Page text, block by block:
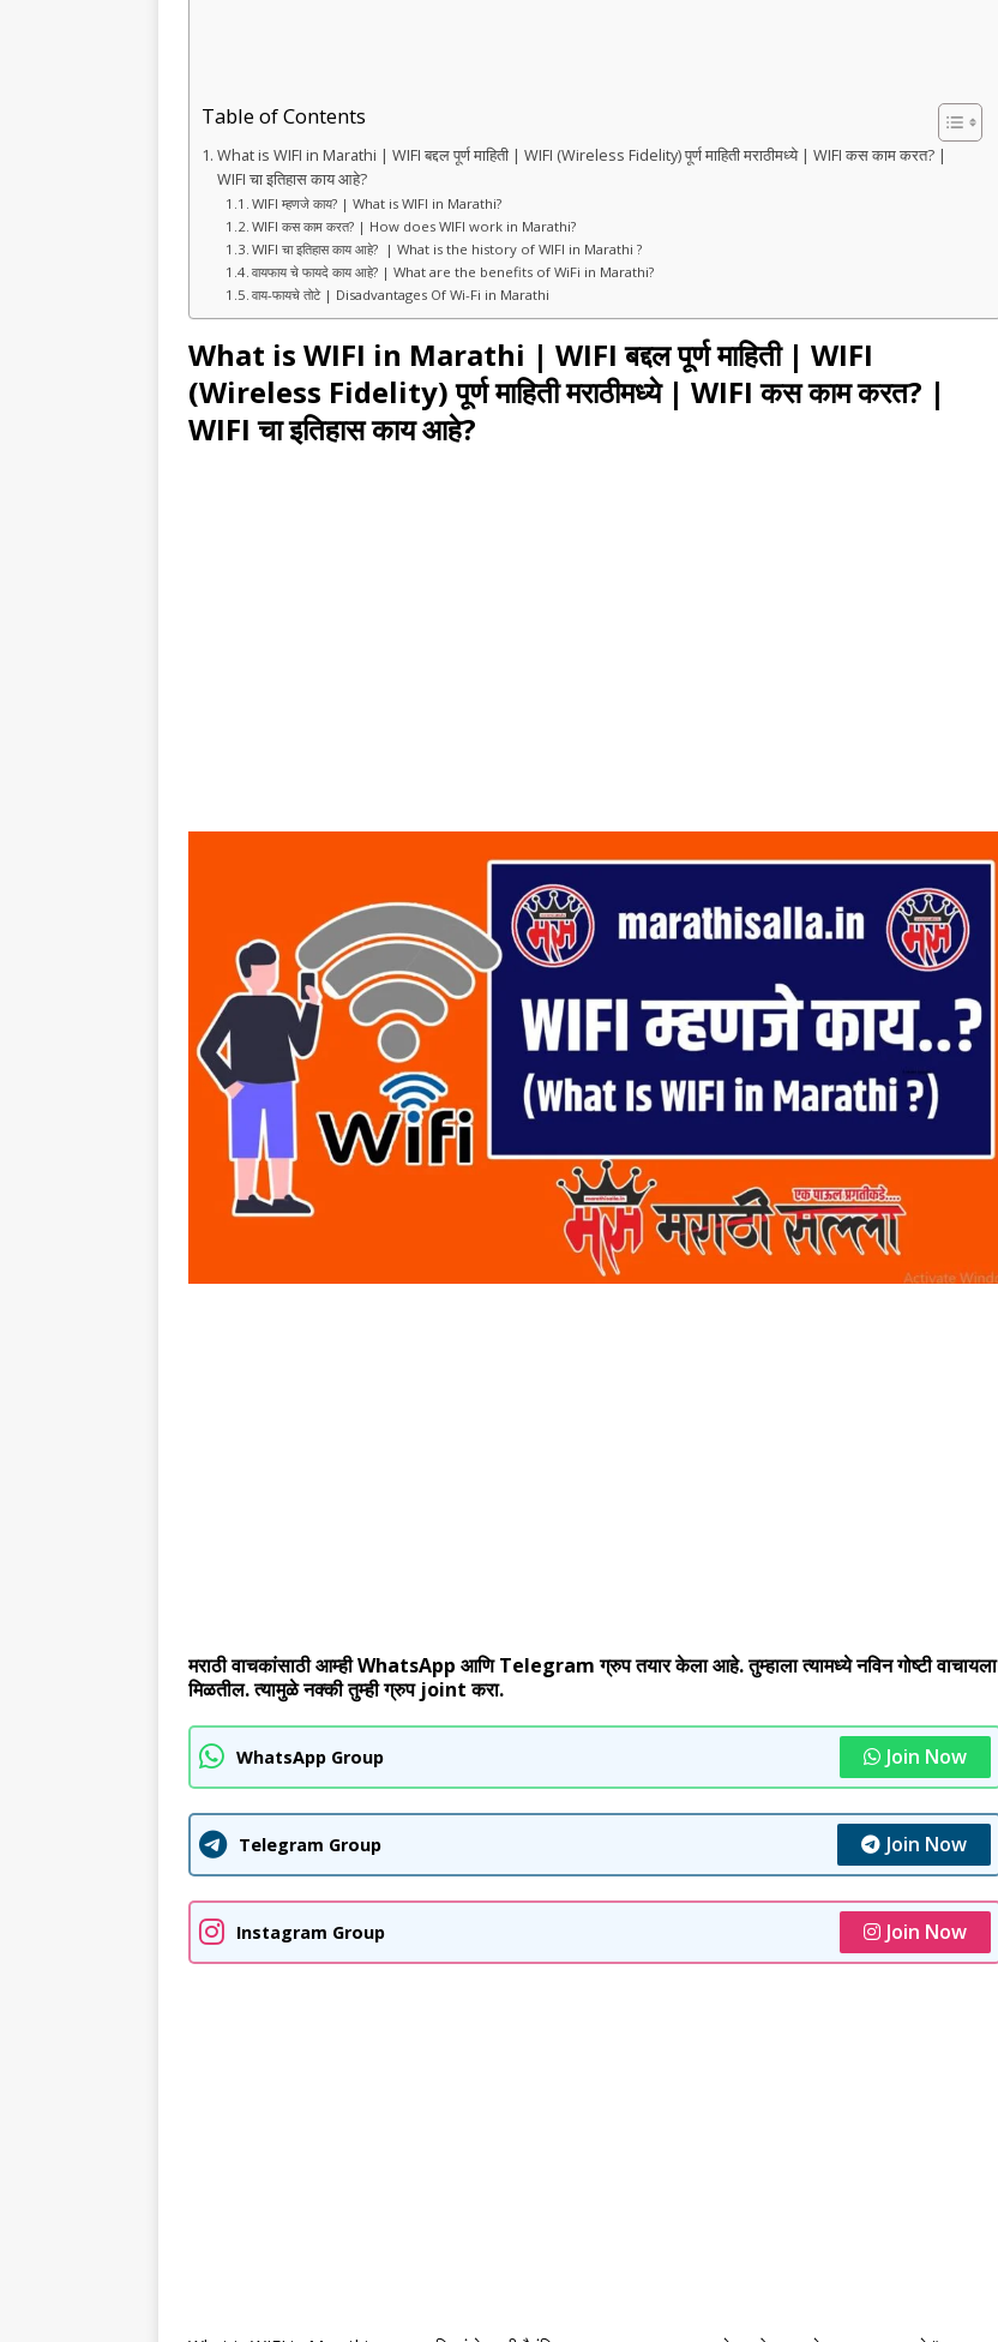
Table of Contents
What is WIFI in Marathi | WIFI बद्दल पूर्ण माहिती | WIFI (Wireless Fidelity) पूर्ण माहिती मराठीमध्ये | WIFI कस काम करत? |
WIFI चा इतिहास काय आहे?
WIFI म्हणजे काय? | What is WIFI in Marathi?
WIFI कस काम करत? | How does WIFI work in Marathi?
WIFI चा इतिहास काय आहे? | What is the history of WIFI in Marathi ?
वायफाय चे फायदे काय आहे? | What are the benefits of WiFi in Marathi?
वाय-फायचे तोटे | Disadvantages Of Wi-Fi in Marathi
What is WIFI in Marathi | WIFI बद्दल पूर्ण माहिती | WIFI
(Wireless Fidelity) पूर्ण माहिती मराठीमध्ये | WIFI कस काम करत? |
WIFI चा इतिहास काय आहे?
मराठी वाचकांसाठी आम्ही WhatsApp आणि Telegram ग्रुप तयार केला आहे. तुम्हाला त्यामध्ये नविन गोष्टी वाचायला
मिळतील. त्यामुळे नक्की तुम्ही ग्रुप joint करा.
WhatsApp Group Join Now
Telegram Group Join Now
Instagram Group Join Now